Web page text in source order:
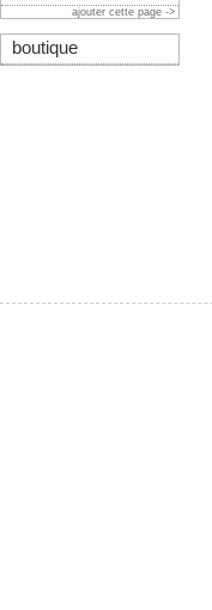
ajouter cette page ->
boutique